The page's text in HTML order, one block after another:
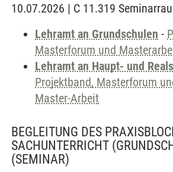
10.07.2026 | C 11.319
Lehramt an Grundschulen -
Masterforum und
Lehramt an Haupt- und
Projektband, Masterforum
Master-Arbeit
BEGLEITUNG DES
SACHUNTERRICHT
(SEMINAR)